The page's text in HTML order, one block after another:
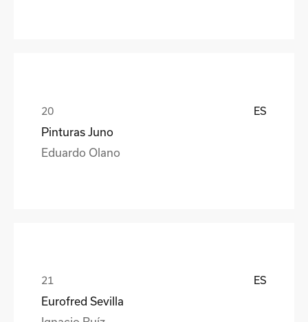
ES
Pinturas Juno
Eduardo Olano
ES
Eurofred Sevilla